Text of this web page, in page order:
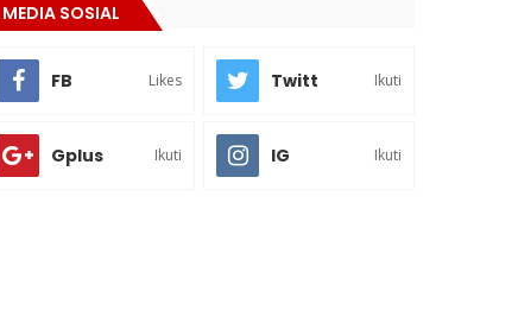
MEDIA SOSIAL
FB Likes Twitt Ikuti
Gplus Ikuti IG Ikuti